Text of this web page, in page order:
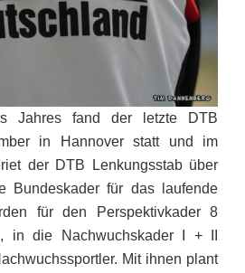
Jahres fand der letzte DTB
in Hannover statt und im
der DTB Lenkungsstab über
Bundeskader für das laufende
für den Perspektivkader 8
in die Nachwuchskader I + II
Mit ihnen plant